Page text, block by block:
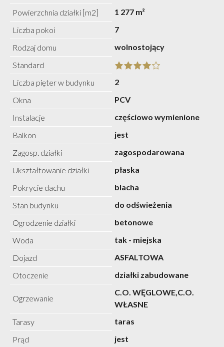
Powierzchnia działki [m2]
1 277 m²
Liczba pokoi
7
Rodzaj domu
wolnostojący
Standard
Liczba pięter w budynku
2
Okna
PCV
Instalacje
częściowo wymienione
Balkon
jest
Zagosp. działki
zagospodarowana
Ukształtowanie działki
płaska
Pokrycie dachu
blacha
Stan budynku
do odświeżenia
Ogrodzenie działki
betonowe
Woda
tak - miejska
Dojazd
ASFALTOWA
Otoczenie
działki zabudowane
Ogrzewanie
C.O. WĘGLOWE,C.O.
WŁASNE
Tarasy
taras
Prąd
jest